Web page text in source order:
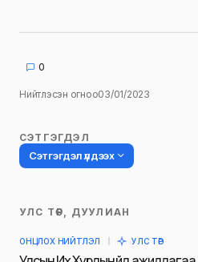
0
Нийтлэсэн огноо03/01/2023
СЭТГЭГДЭЛ
Сэтгэгдэл үлдээх
Таны имэйл хаягийг
УЛС ТӨР, ДУУЛИАН
ОНЦЛОХ НИЙТЛЭЛ УЛС ТӨР